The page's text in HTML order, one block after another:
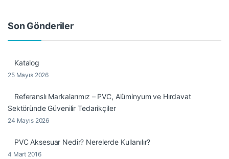
Son Gönderiler
Katalog
25 Mayıs 2026
Referanslı Markalarımız – PVC, Alüminyum ve Hırdavat
Sektöründe Güvenilir Tedarikçiler
24 Mayıs 2026
PVC Aksesuar Nedir? Nerelerde Kullanılır?
4 Mart 2016